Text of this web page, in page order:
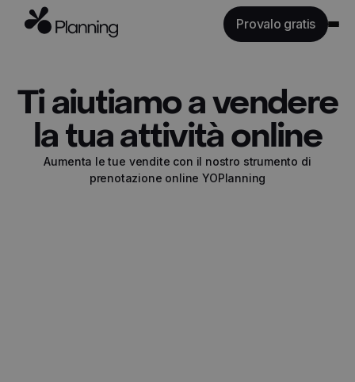
Provalo gratis
Industrie
Tariffe
API
Risorse
Ti aiutiamo a vendere
la tua attività online
Aumenta le tue vendite con il nostro strumento di
prenotazione online YOPlanning